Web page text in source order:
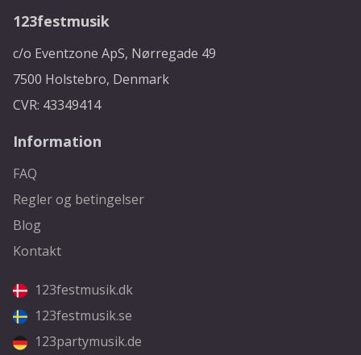
123festmusik
c/o Eventzone ApS, Nørregade 49
7500 Holstebro, Denmark
CVR: 43349414
Information
FAQ
Regler og betingelser
Blog
Kontakt
123festmusik.dk
123festmusik.se
123partymusik.de